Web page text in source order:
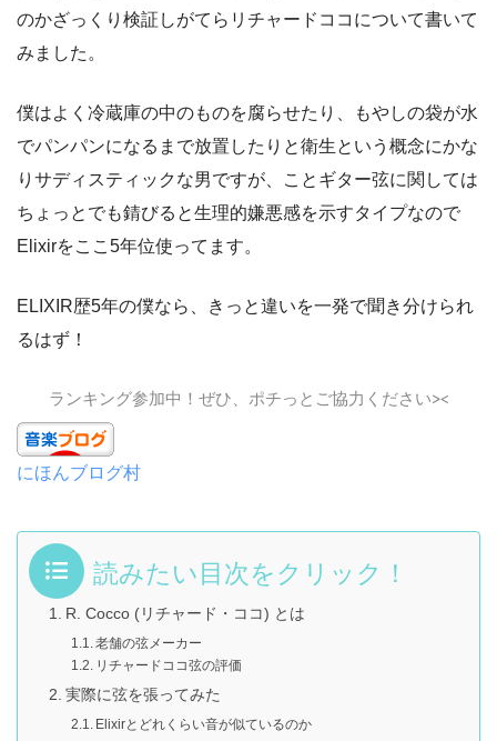
のかざっくり検証しがてらリチャードココについて書いて
みました。
僕はよく冷蔵庫の中のものを腐らせたり、もやしの袋が水
でパンパンになるまで放置したりと衛生という概念にかな
りサディスティックな男ですが、こと ギター弦に関しては
ちょっとでも錆びると生理的嫌悪感を示すタイプなので
Elixirをここ5年位使ってます。
ELIXIR歴5年の僕なら、きっと違いを一発で聞き分けられ
るはず！
ランキング参加中！ぜひ、ポチっとご協力ください><
にほんブログ村
読みたい目次をクリック！
R. Cocco (リチャード・ココ) とは
老舗の弦メーカー
リチャードココ弦の評価
実際に弦を張ってみた
Elixirとどれくらい音が似ているのか